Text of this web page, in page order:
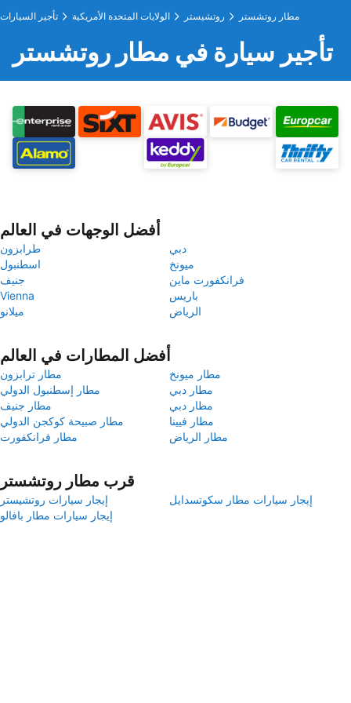
تأجير السيارات الولايات المتحدة الأمريكية روتشيستر مطار روتشستر
تأجير سيارة في مطار روتشستر
أفضل الوجهات في العالم
طرابزون
دبي
اسطنبول
ميونخ
جنيف
فرانكفورت ماين
Vienna
باريس
ميلانو
الرياض
أفضل المطارات في العالم
مطار ترابزون
مطار ميونخ
مطار إسطنبول الدولي
مطار دبي
مطار جنيف
مطار دبي
مطار صبيحة كوكجن الدولي
مطار فيينا
مطار فرانكفورت
مطار الرياض
قرب مطار روتشستر
إيجار سيارات روتشيستر
إيجار سيارات مطار سكوتسدايل
إيجار سيارات مطار بافالو